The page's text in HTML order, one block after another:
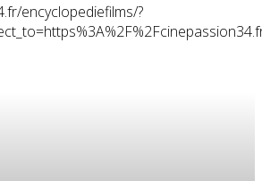
encyclopediefilms/?